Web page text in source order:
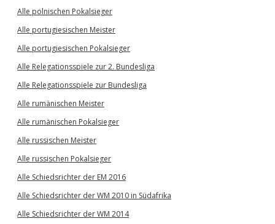
Alle polnischen Pokalsieger
Alle portugiesischen Meister
Alle portugiesischen Pokalsieger
Alle Relegationsspiele zur 2. Bundesliga
Alle Relegationsspiele zur Bundesliga
Alle rumänischen Meister
Alle rumänischen Pokalsieger
Alle russischen Meister
Alle russischen Pokalsieger
Alle Schiedsrichter der EM 2016
Alle Schiedsrichter der WM 2010 in Südafrika
Alle Schiedsrichter der WM 2014